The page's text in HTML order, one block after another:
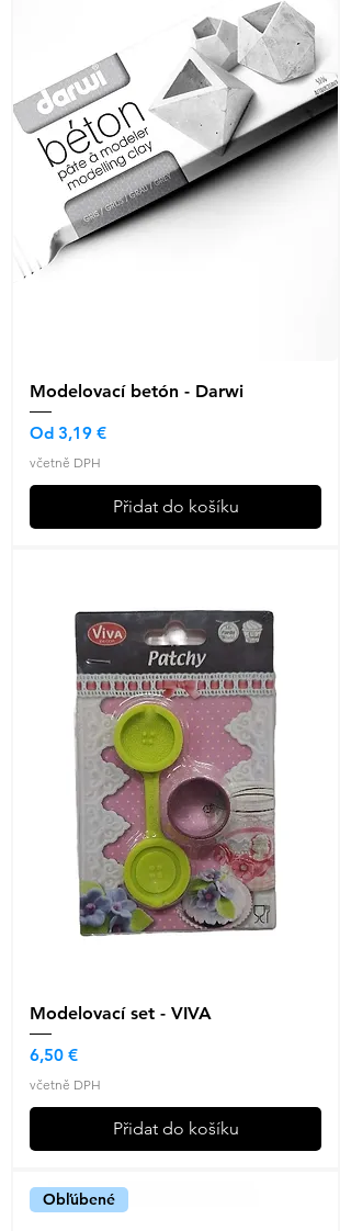
Modelovací betón - Darwi
Od 3,19 €
Zvýhodněná cena
včetně DPH
Přidat do košíku
Modelovací set - VIVA
Cena
6,50 €
včetně DPH
Přidat do košíku
Obľúbené